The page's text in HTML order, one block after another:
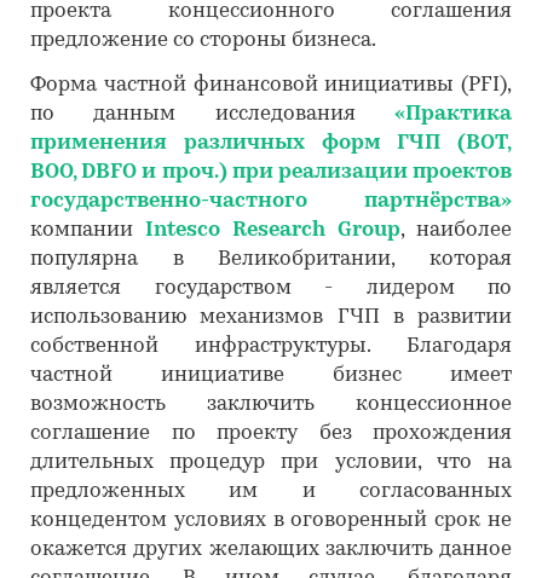
проекта концессионного соглашения
предложение со стороны бизнеса.
Форма частной финансовой инициативы (PFI),
по данным исследования «Практика
применения различных форм ГЧП (BOT,
BOO, DBFO и проч.) при реализации проектов
государственно-частного партнёрства»
компании Intesco Research Group, наиболее
популярна в Великобритании, которая
является государством - лидером по
использованию механизмов ГЧП в развитии
собственной инфраструктуры. Благодаря
частной инициативе бизнес имеет
возможность заключить концессионное
соглашение по проекту без прохождения
длительных процедур при условии, что на
предложенных им и согласованных
концедентом условиях в оговоренный срок не
окажется других желающих заключить данное